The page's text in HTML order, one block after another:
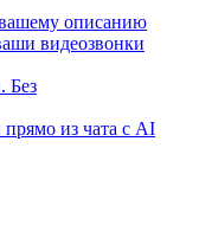
описанию
видеозвонки
Без
из чата с AI